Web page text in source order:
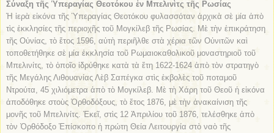
Σύναξη τῆς Ὑπεραγίας Θεοτόκου ἐν Μπελινὶτς τῆς Ρωσίας
Ἡ ἱερὰ εἰκόνα τῆς Ὑπεραγίας Θεοτόκου φυλασσόταν ἀρχικὰ σὲ μία ἀπὸ
τὶς ἐκκλησίες τῆς περιοχῆς τοῦ Μογκίλεβ τῆς Ρωσίας. Μὲ τὴν ἐπικράτηση
τῆς Οὐνίας, τὸ ἔτος 1596, αὐτὴ περιῆλθε στὰ χέρια τῶν Οὐνιτῶν καὶ
τοποθετήθηκε σὲ μία ἐκκλησία τοῦ Ρωμαιοκαθολικοῦ μοναστηριοῦ τοῦ
Μπελινίτς, τὸ ὁποῖο ἱδρύθηκε κατὰ τὰ ἔτη 1622-1624 ἀπὸ τὸν στρατηγὸ
τῆς Μεγάλης Λιθουανίας Λὲβ Σαπέγκα στὶς ἐκβολὲς τοῦ ποταμοῦ
Ντρούτα, 45 χιλιόμετρα ἀπὸ τὸ Μογκίλεβ. Μὲ τὴ Χάρη τοῦ Θεοῦ ἡ εἰκόνα
ἀποδόθηκε στοὺς Ὀρθοδόξους, τὸ ἔτος 1876, μὲ τὴν ἀνακαίνιση τῆς
μονῆς τοῦ Μπελινίτς. Ἐκεῖ, στὶς 12 Ἀπριλίου τοῦ 1876, τελέσθηκε ἀπὸ
τὸν Ὀρθόδοξο Ἐπίσκοπο ἡ πρώτη Θεία Λειτουργία στὸ ναὸ τῆς